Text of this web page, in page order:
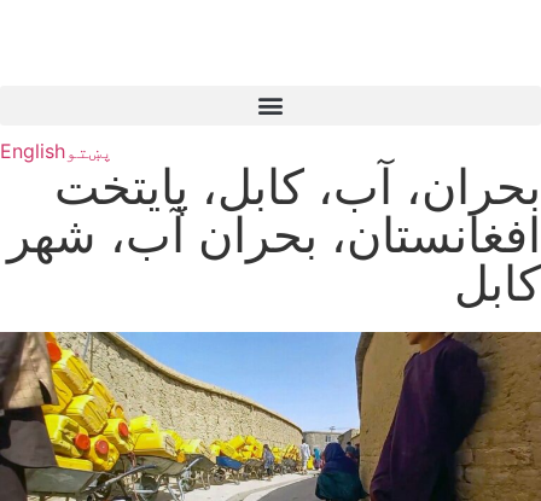
پښتوEnglish
بحران، آب، کابل، پایتخت
افغانستان، بحران آب، شهر
کابل